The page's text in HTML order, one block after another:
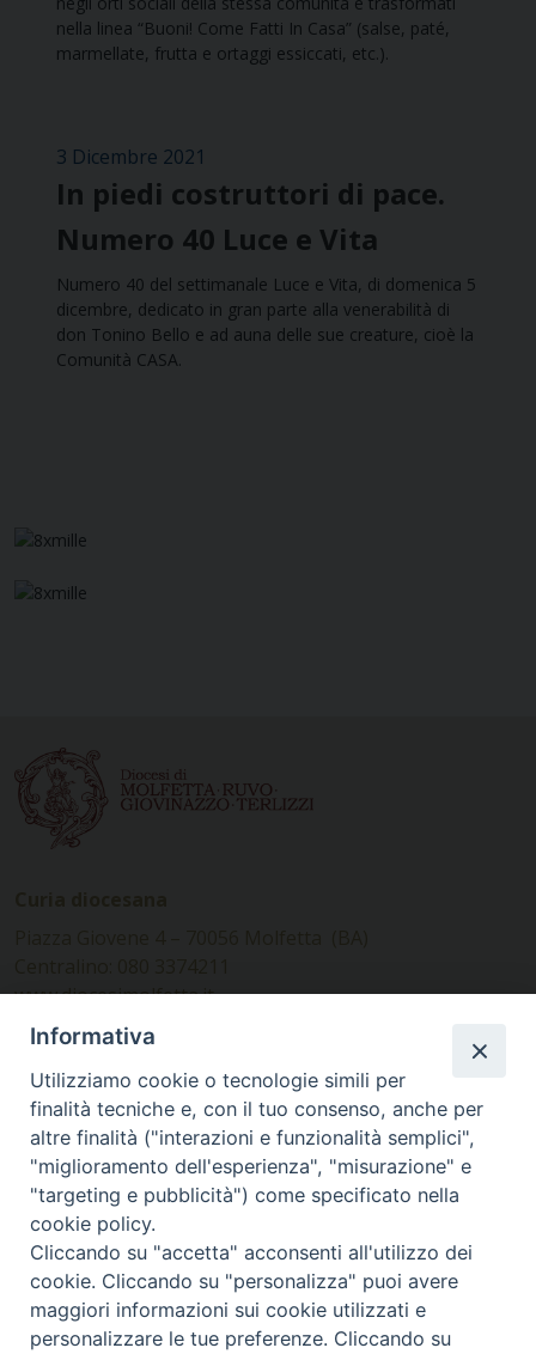
nella linea “Buoni! Come Fatti In Casa” (salse, paté,
marmellate, frutta e ortaggi essiccati, etc.).
3 Dicembre 2021
In piedi costruttori di pace.
Numero 40 Luce e Vita
Numero 40 del settimanale Luce e Vita, di domenica 5
dicembre, dedicato in gran parte alla venerabilità di
don Tonino Bello e ad auna delle sue creature, cioè la
Comunità CASA.
www.diocesimolfetta.it –
diocesimolfetta@pec.chiesacattolica.it
Ufficio Comunicazioni sociali
Piazza Giovene 4 – 70056 Molfetta (BA)
comunicazionisociali@diocesimolfetta.it
SEGUICI SU
Facebook
Instagram
X YouTube
Feed
Informativa
Utilizziamo cookie o tecnologie simili per
finalità tecniche e, con il tuo consenso, anche per
altre finalità ("interazioni e funzionalità semplici",
"miglioramento dell'esperienza", "misurazione" e
"targeting e pubblicità") come specificato nella
cookie policy.
Cliccando su "accetta" acconsenti all'utilizzo dei
cookie. Cliccando su "personalizza" puoi avere
maggiori informazioni sui cookie utilizzati e
personalizzare le tue preferenze. Cliccando su